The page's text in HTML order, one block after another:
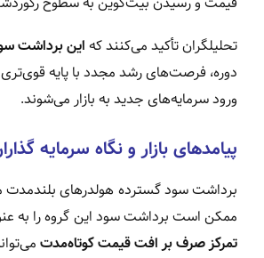
تحلیلگران تأکید می‌کنند کهاین برداشت
دوره، فرصت‌های رشد مجدد با پایه
ورود سرمایه‌های جدید به بازار می‌شوند.
پیامدهای بازار و نگاه سرمایه‌
برداشت سود گسترده هولدرهای بلندمدت
ممکن است برداشت سود این گروه را به
تمرکز صرف بر افت قیمت کوتاه‌مدت